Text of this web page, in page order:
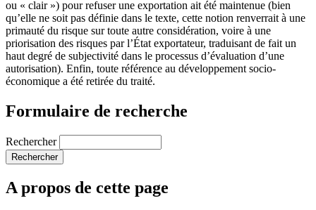
ou « clair ») pour refuser une exportation ait été maintenue (bien
qu’elle ne soit pas définie dans le texte, cette notion renverrait à une
primauté du risque sur toute autre considération, voire à une
priorisation des risques par l’État exportateur, traduisant de fait un
haut degré de subjectivité dans le processus d’évaluation d’une
autorisation). Enfin, toute référence au développement socio-
économique a été retirée du traité.
Formulaire de recherche
Rechercher
A propos de cette page